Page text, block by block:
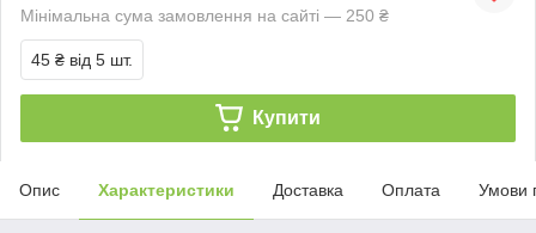
Мінімальна сума замовлення на сайті — 250 ₴
45 ₴ від 5 шт.
Купити
Опис Характеристики Доставка Оплата Умови